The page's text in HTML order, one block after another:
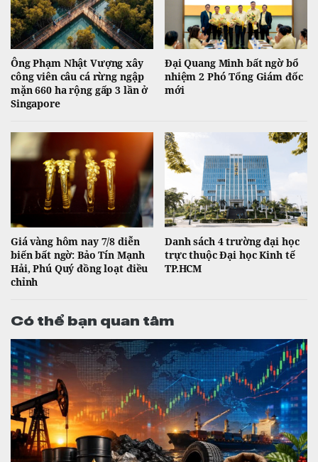
Ông Phạm Nhật Vượng xây
công viên câu cá rừng ngập
mặn 660 ha rộng gấp 3 lần ở
Singapore
Đại Quang Minh bất ngờ bổ
nhiệm 2 Phó Tổng Giám đốc
mới
Giá vàng hôm nay 7/8 diễn
biến bất ngờ: Bảo Tín Mạnh
Hải, Phú Quý đồng loạt điều
chỉnh
Danh sách 4 trường đại học
trực thuộc Đại học Kinh tế
TP.HCM
Có thể bạn quan tâm